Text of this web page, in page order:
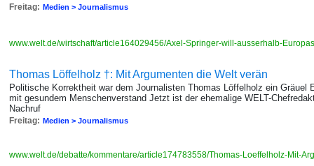
Freitag: Medien > Journalismus
www.welt.de/wirtschaft/article164029456/Axel-Springer-will-ausserhalb-
Thomas Löffelholz †: Mit Argumenten die Welt verän
Politische Korrektheit war dem Journalisten Thomas Löffelholz ein Gräuel
mit gesundem Menschenverstand Jetzt ist der ehemalige WELT-
Nachruf
Freitag: Medien > Journalismus
www.welt.de/debatte/kommentare/article174783558/Thomas-Loeffelholz-Mit-